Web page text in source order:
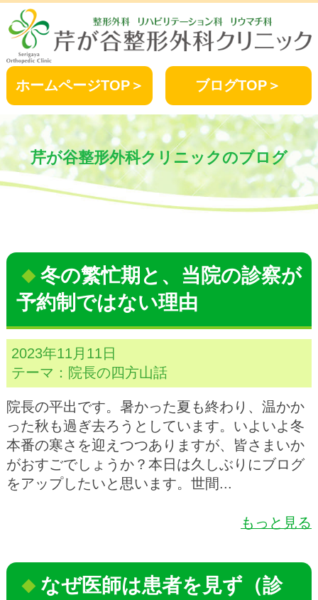
ホームページTOP＞ ブログTOP＞
芹が谷整形外科クリニックのブログ
冬の繁忙期と、当院の診察が
予約制ではない理由
2023年11月11日
テーマ： 院長の四方山話
院長の平出です。暑かった夏も終わり、温かか
った秋も過ぎ去ろうとしています。いよいよ冬
本番の寒さを迎えつつありますが、皆さまいか
がおすごでしょうか？本日は久しぶりにブログ
をアップしたいと思います。世間...
もっと見る
なぜ医師は患者を見ず（診